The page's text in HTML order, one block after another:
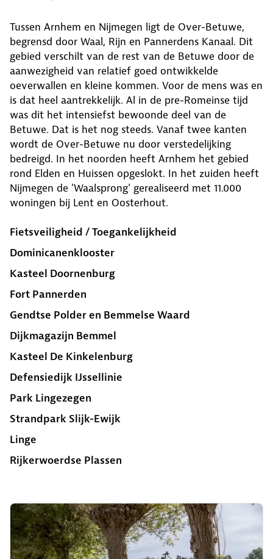
Tussen Arnhem en Nijmegen ligt de Over-Betuwe,
begrensd door Waal, Rijn en Pannerdens Kanaal. Dit
gebied verschilt van de rest van de Betuwe door de
aanwezigheid van relatief goed ontwikkelde
oeverwallen en kleine kommen. Voor de mens was en
is dat heel aantrekkelijk. Al in de pre-Romeinse tijd
was dit het intensiefst bewoonde deel van de
Betuwe. Dat is het nog steeds. Vanaf twee kanten
wordt de Over-Betuwe nu door verstedelijking
bedreigd. In het noorden heeft Arnhem het gebied
rond Elden en Huissen opgeslokt. In het zuiden heeft
Nijmegen de 'Waalsprong' gerealiseerd met 11.000
woningen bij Lent en Oosterhout.
Fietsveiligheid / Toegankelijkheid
Dominicanenklooster
Kasteel Doornenburg
Fort Pannerden
Gendtse Polder en Bemmelse Waard
Dijkmagazijn Bemmel
Kasteel De Kinkelenburg
Defensiedijk IJssellinie
Park Lingezegen
Strandpark Slijk-Ewijk
Linge
Rijker­woerdse Plassen